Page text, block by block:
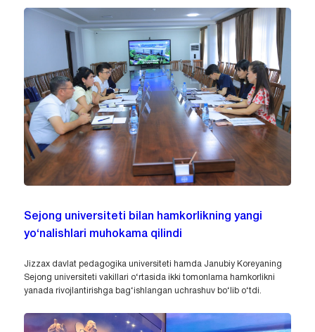
Sejong universiteti bilan hamkorlikning yangi
yo‘nalishlari muhokama qilindi
Jizzax davlat pedagogika universiteti hamda Janubiy Koreyaning
Sejong universiteti vakillari o‘rtasida ikki tomonlama hamkorlikni
yanada rivojlantirishga bag‘ishlangan uchrashuv bo‘lib o‘tdi.